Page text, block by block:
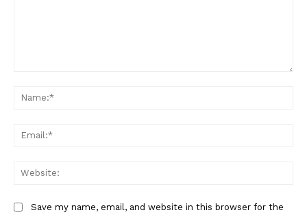
Save my name, email, and website in this browser for the